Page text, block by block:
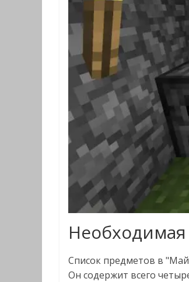
Список предметов в
Он содержит всего